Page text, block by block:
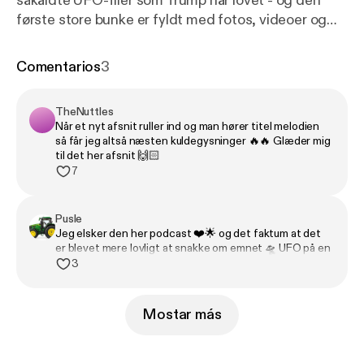
første store bunke er fyldt med fotos, videoer og
blandt andet fotos og debriefinger fra Apollo- og
samt dokumenter og interviews vedrørende
klassiske UFO-sager. I dette særafsnit dykker
Frederik Dirks Gottlieb og Anja C. Andersen ned i
de 162 filer og analyserer de mest opsigtsvækkende
administrationen har frigivet. Med værterne i
studiet er militæranalytiker og tidligere jagerpilot
Søren Sørensen og chef for Center for luft- og
rumoperationer Karsten Marrup. Tilrettelægger og
Andersen. Musik: Selina Gin. Foto: Peter Helles.
Comentarios3
TheNuttles
Når et nyt afsnit ruller ind og man hører titel melodien
så får jeg altså næsten kuldegysninger 🔥🔥 Glæder mig
til det her afsnit 🙌🏻
7
Pusle
Jeg elsker den her podcast ❤️🌟 og det faktum at det
er blevet mere lovligt at snakke om emnet 🛸 UFO på en
saglig måde. Jeg ønsker jer alle en god Kristi
3
Mostar más